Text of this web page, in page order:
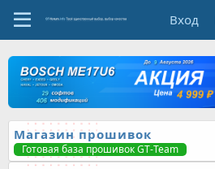
Вход
Магазин прошивок
Готовая база прошивок GT-Team